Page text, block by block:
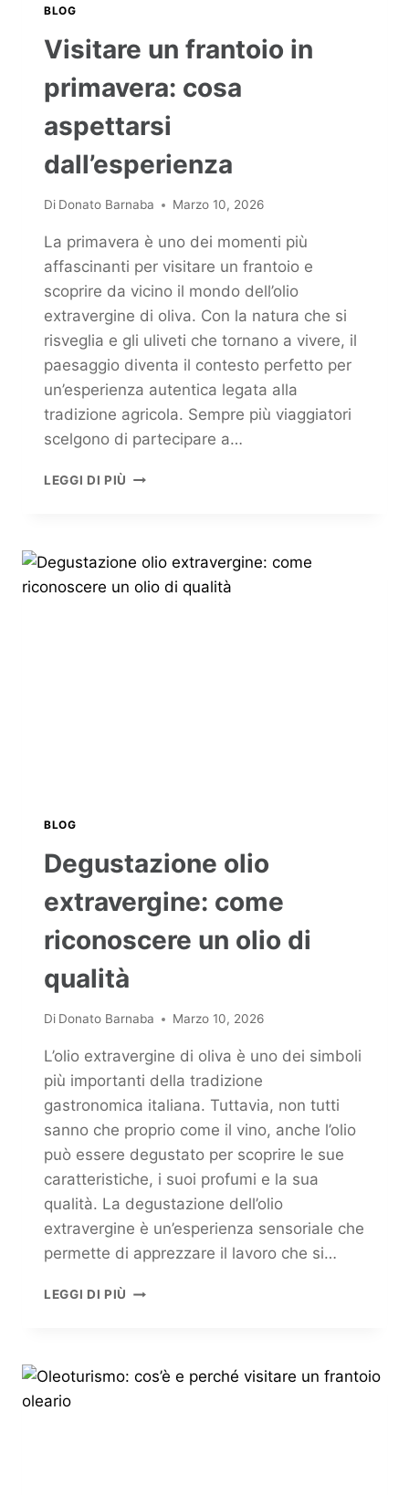
BLOG
Visitare un frantoio in
primavera: cosa
aspettarsi
dall’esperienza
Di Donato Barnaba Marzo 10, 2026
La primavera è uno dei momenti più
affascinanti per visitare un frantoio e
scoprire da vicino il mondo dell’olio
extravergine di oliva. Con la natura che si
risveglia e gli uliveti che tornano a vivere, il
paesaggio diventa il contesto perfetto per
un’esperienza autentica legata alla
tradizione agricola. Sempre più viaggiatori
scelgono di partecipare a…
LEGGI DI PIÙ
BLOG
Degustazione olio
extravergine: come
riconoscere un olio di
qualità
Di Donato Barnaba Marzo 10, 2026
L’olio extravergine di oliva è uno dei simboli
più importanti della tradizione
gastronomica italiana. Tuttavia, non tutti
sanno che proprio come il vino, anche l’olio
può essere degustato per scoprire le sue
caratteristiche, i suoi profumi e la sua
qualità. La degustazione dell’olio
extravergine è un’esperienza sensoriale che
permette di apprezzare il lavoro che si…
LEGGI DI PIÙ